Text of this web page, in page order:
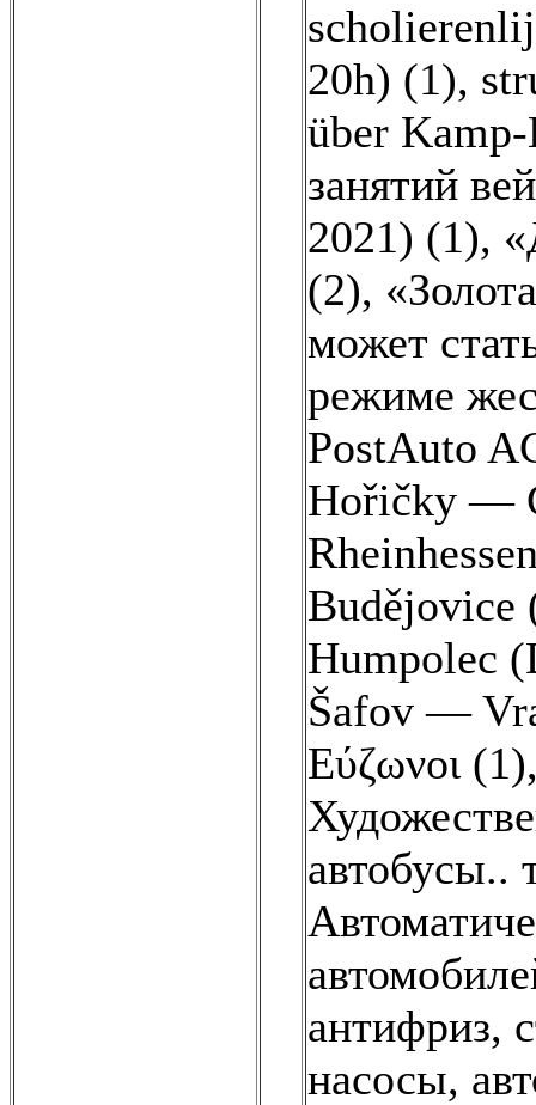
20h) (1),
über
занятий
2021) (1),
(2),
может
режиме
PostAuto
Hořičky —
Humpolec
Šafov —
Εύζωνοι (1)
автобусы..
антифриз,
насосы,